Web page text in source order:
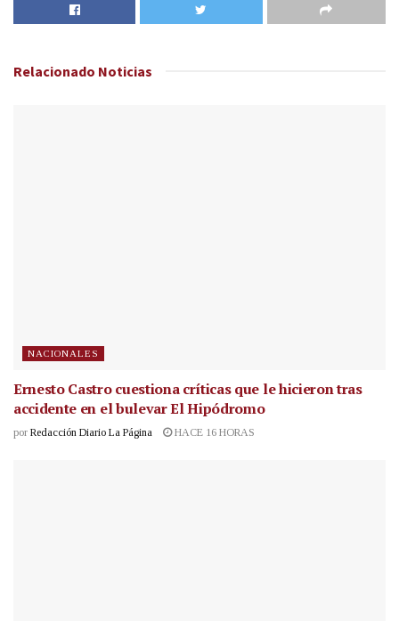
Relacionado Noticias
NACIONALES
Ernesto Castro cuestiona críticas que le hicieron tras
accidente en el bulevar El Hipódromo
por Redacción Diario La Página HACE 16 HORAS